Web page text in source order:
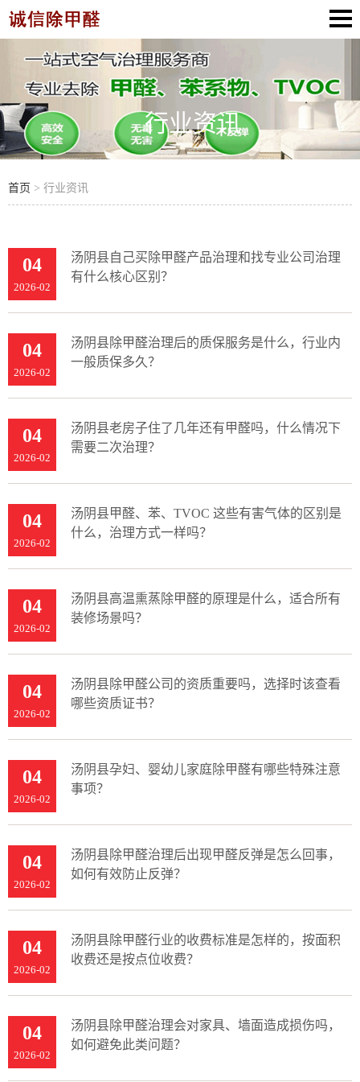
行业资讯
首页 > 行业资讯
04
2026-02
汤阴县自己买除甲醛产品治理和找专业公司治理
有什么核心区别？
04
2026-02
汤阴县除甲醛治理后的质保服务是什么，行业内
一般质保多久？
04
2026-02
汤阴县老房子住了几年还有甲醛吗，什么情况下
需要二次治理？
04
2026-02
汤阴县甲醛、苯、TVOC 这些有害气体的区别是
什么，治理方式一样吗？
04
2026-02
汤阴县高温熏蒸除甲醛的原理是什么，适合所有
装修场景吗？
04
2026-02
汤阴县除甲醛公司的资质重要吗，选择时该查看
哪些资质证书？
04
2026-02
汤阴县孕妇、婴幼儿家庭除甲醛有哪些特殊注意
事项？
04
2026-02
汤阴县除甲醛治理后出现甲醛反弹是怎么回事，
如何有效防止反弹？
04
2026-02
汤阴县除甲醛行业的收费标准是怎样的，按面积
收费还是按点位收费？
04
2026-02
汤阴县除甲醛治理会对家具、墙面造成损伤吗，
如何避免此类问题？